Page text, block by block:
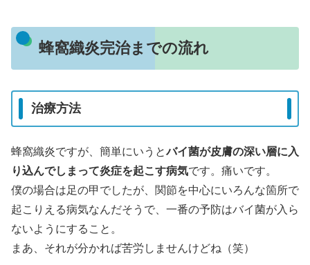
蜂窩織炎完治までの流れ
治療方法
蜂窩織炎ですが、簡単にいうとバイ菌が皮膚の深い層に入
り込んでしまって炎症を起こす病気です。痛いです。
僕の場合は足の甲でしたが、関節を中心にいろんな箇所で
起こりえる病気なんだそうで、一番の予防はバイ菌が入ら
ないようにすること。
まあ、それが分かれば苦労しませんけどね（笑）